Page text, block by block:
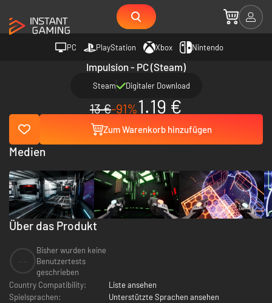
PC PlayStation Xbox Nintendo
Impulsion - PC (Steam)
Steam Digitaler Download
13 €-91%1.19 €
Zum Warenkorb hinzufügen
Über das Produkt
Bisher wurden keine
Benutzertests
geschrieben
Country Compatibility:
Liste ansehen
Spielsprachen:
Unterstützte Sprachen ansehen
Medien